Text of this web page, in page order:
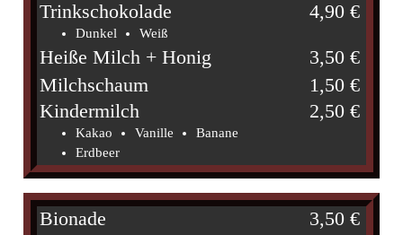
Trinkschokolade
Dunkel Weiß
4,90 €
Heiße Milch + Honig
3,50 €
Milchschaum
1,50 €
Kindermilch
Kakao Vanille
Banane
Erdbeer
2,50 €
Bionade
3,50 €